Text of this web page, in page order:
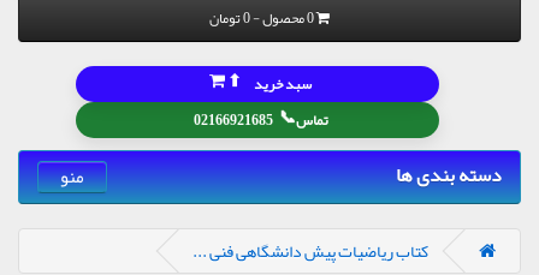
0 محصول - 0 تومان
تماس📞
02166921685
سبد خرید ⬆
دسته بندی ها منو
کتاب ریاضیات پیش دانشگاهی فنی ...